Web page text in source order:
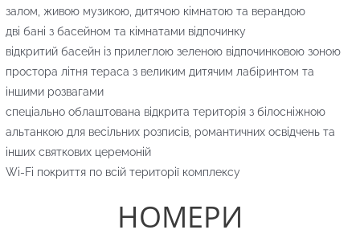
залом, живою музикою, дитячою кімнатою та верандою
дві бані з басейном та кімнатами відпочинку
відкритий басейн із прилеглою зеленою відпочинковою зоною
простора літня тераса з великим дитячим лабіринтом та
іншими розвагами
спеціально облаштована відкрита територія з білосніжною
альтанкою для весільних розписів, романтичних освідчень та
інших святкових церемоній
Wi-Fi покриття по всій території комплексу
НОМЕРИ